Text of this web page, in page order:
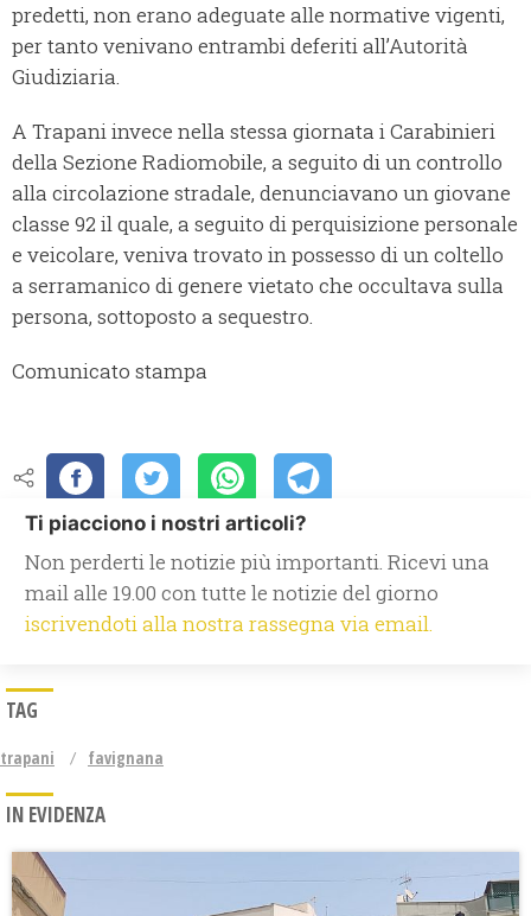
predetti, non erano adeguate alle normative vigenti,
per tanto venivano entrambi deferiti all’Autorità
Giudiziaria.
A Trapani invece nella stessa giornata i Carabinieri
della Sezione Radiomobile, a seguito di un controllo
alla circolazione stradale, denunciavano un giovane
classe 92 il quale, a seguito di perquisizione personale
e veicolare, veniva trovato in possesso di un coltello
a serramanico di genere vietato che occultava sulla
persona, sottoposto a sequestro.
Comunicato stampa
Ti piacciono i nostri articoli?
Non perderti le notizie più importanti. Ricevi una
mail alle 19.00 con tutte le notizie del giorno
iscrivendoti alla nostra rassegna via email.
TAG
trapani favignana
IN EVIDENZA